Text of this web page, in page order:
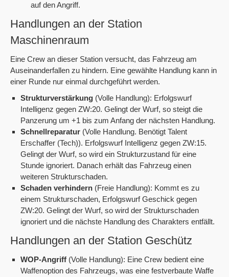
auf den Angriff.
Handlungen an der Station
Maschinenraum
Eine Crew an dieser Station versucht, das Fahrzeug am
Auseinanderfallen zu hindern. Eine gewählte Handlung kann in
einer Runde nur einmal durchgeführt werden.
Strukturverstärkung (Volle Handlung): Erfolgswurf
Intelligenz gegen ZW:20. Gelingt der Wurf, so steigt die
Panzerung um +1 bis zum Anfang der nächsten Handlung.
Schnellreparatur (Volle Handlung. Benötigt Talent
Erschaffer (Tech)). Erfolgswurf Intelligenz gegen ZW:15.
Gelingt der Wurf, so wird ein Strukturzustand für eine
Stunde ignoriert. Danach erhält das Fahrzeug einen
weiteren Strukturschaden.
Schaden verhindern (Freie Handlung): Kommt es zu
einem Strukturschaden, Erfolgswurf Geschick gegen
ZW:20. Gelingt der Wurf, so wird der Strukturschaden
ignoriert und die nächste Handlung des Charakters entfällt.
Handlungen an der Station Geschütz
WOP-Angriff (Volle Handlung): Eine Crew bedient eine
Waffenoption des Fahrzeugs, was eine festverbaute Waffe